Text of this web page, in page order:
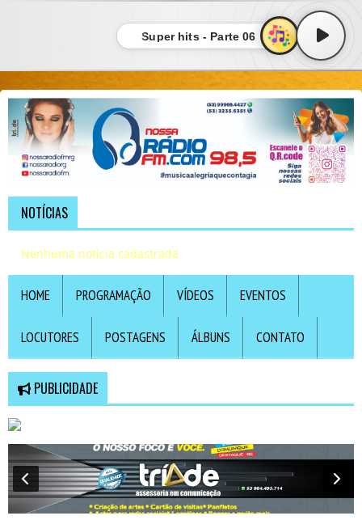
Super hits - Parte 06
NOTÍCIAS
Nenhuma notícia cadastrada
HOME PROGRAMAÇÃO VÍDEOS EVENTOS
LOCUTORES POSTAGENS ÁLBUNS CONTATO
PUBLICIDADE